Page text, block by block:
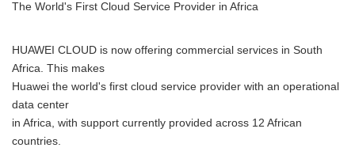
The World's First Cloud Service Provider in Africa
HUAWEI CLOUD is now offering commercial services in South
Africa. This makes
Huawei the world's first cloud service provider with an operational
data center
in Africa, with support currently provided across 12 African
countries.